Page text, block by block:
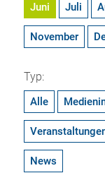
Juni Juli
November
Typ:
Alle
News